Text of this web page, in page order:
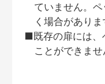
ていません。
く場合があり
■既存の扉には、
ことができませ